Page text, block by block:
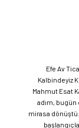
Efe Av
Kalbindeyiz
Mahmut Esat
adım, bugün
mirasa dönüştü.